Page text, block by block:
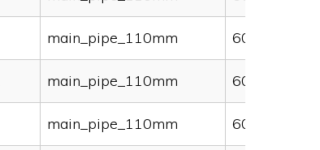
main_pipe_110mm 60000
main_pipe_110mm 60000
main_pipe_110mm 60000